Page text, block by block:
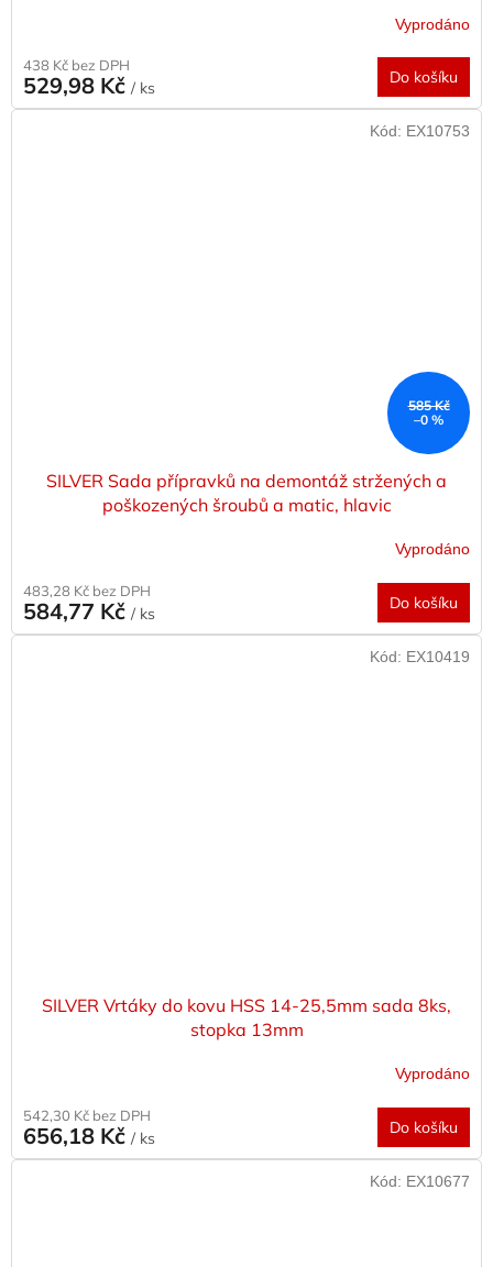
Vyprodáno
438 Kč bez DPH
529,98 Kč / ks
Do košíku
585 Kč
–0 %
SILVER Sada přípravků na demontáž stržených a
poškozených šroubů a matic, hlavic
Vyprodáno
483,28 Kč bez DPH
584,77 Kč / ks
Do košíku
Kód: EX10753
SILVER Vrtáky do kovu HSS 14-25,5mm sada 8ks,
stopka 13mm
Vyprodáno
542,30 Kč bez DPH
656,18 Kč / ks
Do košíku
Kód: EX10419
Kód: EX10677